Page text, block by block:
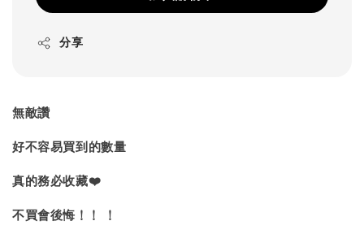
分享
無敵讚
好不容易買到的數量
真的務必收藏❤️
不買會後悔！！ ！